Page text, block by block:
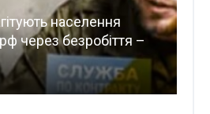
Більше коштів на оборотний
ставка: для аграріїв спростили
фінансування
10.08.2026 0